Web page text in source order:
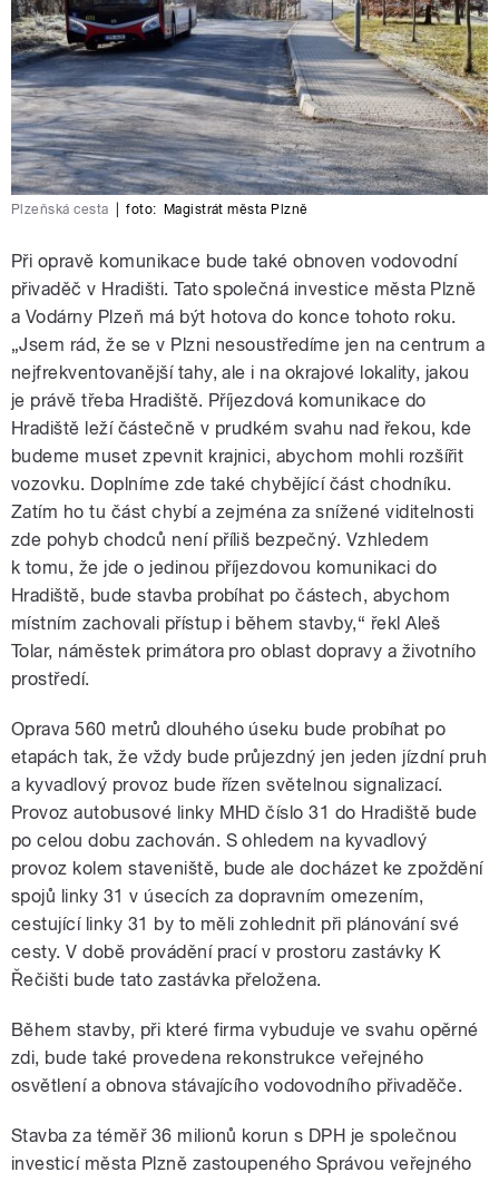
Plzeňská cesta foto: Magistrát města Plzně
Při opravě komunikace bude také obnoven vodovodní
přivaděč v Hradišti. Tato společná investice města Plzně
a Vodárny Plzeň má být hotova do konce tohoto roku.
„Jsem rád, že se v Plzni nesoustředíme jen na centrum a
nejfrekventovanější tahy, ale i na okrajové lokality, jakou
je právě třeba Hradiště. Příjezdová komunikace do
Hradiště leží částečně v prudkém svahu nad řekou, kde
budeme muset zpevnit krajnici, abychom mohli rozšířit
vozovku. Doplníme zde také chybějící část chodníku.
Zatím ho tu část chybí a zejména za snížené viditelnosti
zde pohyb chodců není příliš bezpečný. Vzhledem
k tomu, že jde o jedinou příjezdovou komunikaci do
Hradiště, bude stavba probíhat po částech, abychom
místním zachovali přístup i během stavby,“ řekl Aleš
Tolar, náměstek primátora pro oblast dopravy a životního
prostředí.
Oprava 560 metrů dlouhého úseku bude probíhat po
etapách tak, že vždy bude průjezdný jen jeden jízdní pruh
a kyvadlový provoz bude řízen světelnou signalizací.
Provoz autobusové linky MHD číslo 31 do Hradiště bude
po celou dobu zachován. S ohledem na kyvadlový
provoz kolem staveniště, bude ale docházet ke zpoždění
spojů linky 31 v úsecích za dopravním omezením,
cestující linky 31 by to měli zohlednit při plánování své
cesty. V době provádění prací v prostoru zastávky K
Řečišti bude tato zastávka přeložena.
Během stavby, při které firma vybuduje ve svahu opěrné
zdi, bude také provedena rekonstrukce veřejného
osvětlení a obnova stávajícího vodovodního přivaděče.
Stavba za téměř 36 milionů korun s DPH je společnou
investicí města Plzně zastoupeného Správou veřejného